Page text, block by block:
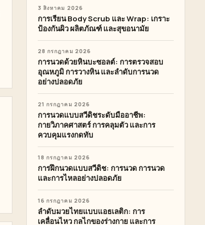
3 สิงหาคม 2026
การเรียน Body Scrub และ Wrap: เกราะ
ป้องกันผิว ผลิตภัณฑ์ และสุขอนามัย
28 กรกฎาคม 2026
การนวดด้วยหินบะซอลต์: การตรวจสอบ
อุณหภูมิ การวางหิน และลำดับการนวด
อย่างปลอดภัย
21 กรกฎาคม 2026
การนวดแบบสวีดิชระดับมืออาชีพ:
กายวิภาคศาสตร์ การคลุมตัว และการ
ควบคุมแรงกดทับ
18 กรกฎาคม 2026
การฝึกนวดแบบสวีดิช: การนวด การนวด
และการไหลอย่างปลอดภัย
16 กรกฎาคม 2026
ลำดับมวยไทยแบบแอธเลติก: การ
เคลื่อนไหว กลไกของร่างกาย และการ